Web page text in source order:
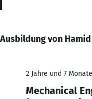
Ausbildung von
2 Jahre und 7
Mechanical